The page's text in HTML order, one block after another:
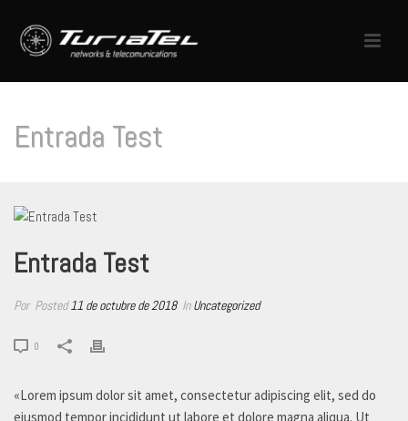
Entrada Test
Entrada Test
Por Posted11 de octubre de 2018 InUncategorized
0
«Lorem ipsum dolor sit amet, consectetur adipiscing elit, sed do
eiusmod tempor incididunt ut labore et dolore magna aliqua. Ut